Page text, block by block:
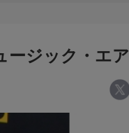
ージック・エア